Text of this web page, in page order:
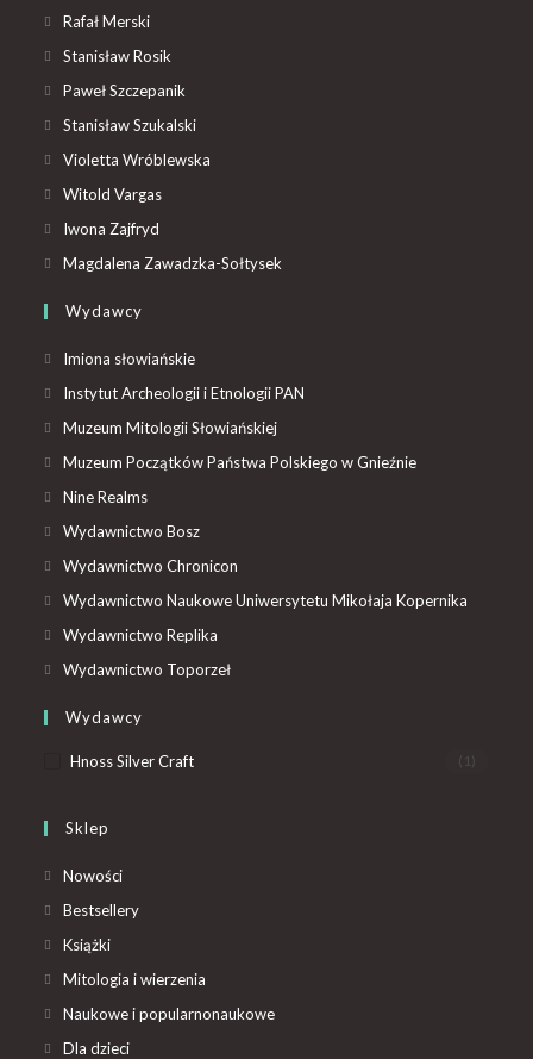
Rafał Merski
Stanisław Rosik
Paweł Szczepanik
Stanisław Szukalski
Violetta Wróblewska
Witold Vargas
Iwona Zajfryd
Magdalena Zawadzka-Sołtysek
Wydawcy
Imiona słowiańskie
Instytut Archeologii i Etnologii PAN
Muzeum Mitologii Słowiańskiej
Muzeum Początków Państwa Polskiego w Gnieźnie
Nine Realms
Wydawnictwo Bosz
Wydawnictwo Chronicon
Wydawnictwo Naukowe Uniwersytetu Mikołaja Kopernika
Wydawnictwo Replika
Wydawnictwo Toporzeł
Wydawcy
Hnoss Silver Craft (1)
Sklep
Nowości
Bestsellery
Książki
Mitologia i wierzenia
Naukowe i popularnonaukowe
Dla dzieci